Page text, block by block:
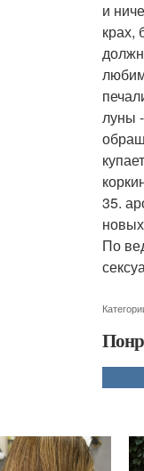
и
крах,
луны
35.
По